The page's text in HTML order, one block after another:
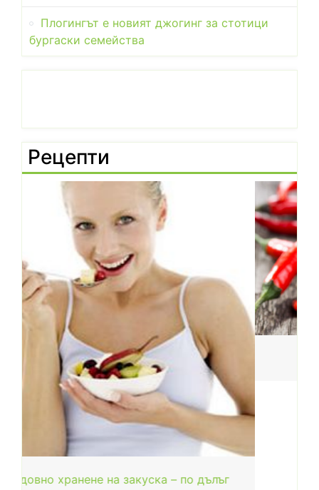
Плогингът е новият джогинг за стотици
бургаски семейства
Рецепти
Чилито подобрява метаболизма